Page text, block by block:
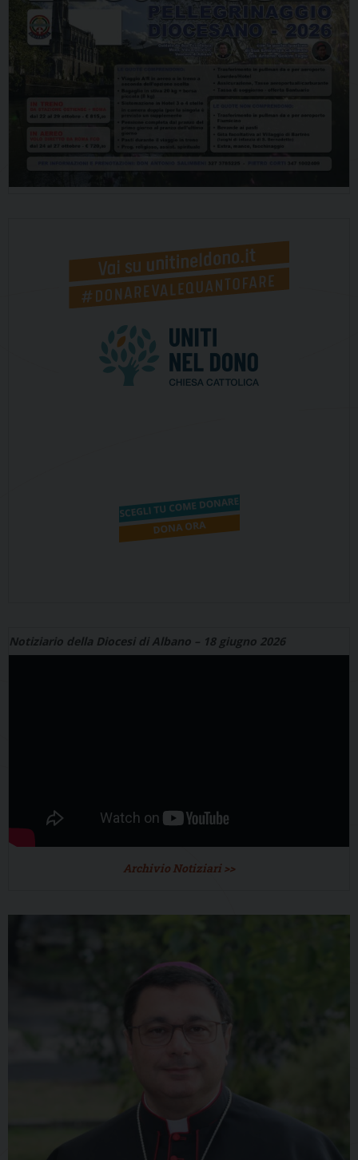
Notiziario della Diocesi di Albano – 18 giugno 2026
Archivio Notiziari >>